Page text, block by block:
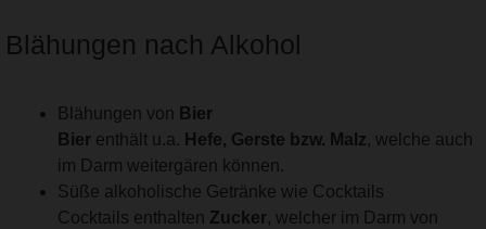
Blähungen nach Alkohol
Blähungen von Bier
Bier enthält u.a. Hefe, Gerste bzw. Malz, welche auch
im Darm weitergären können.
Süße alkoholische Getränke wie Cocktails
Cocktails enthalten Zucker, welcher im Darm von